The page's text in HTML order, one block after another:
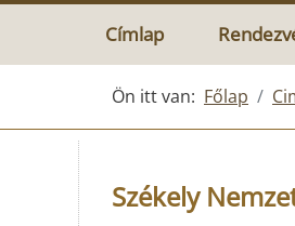
Címlap
Ön itt van: Főlap
Székely